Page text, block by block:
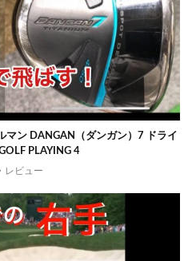
マン DANGAN（ダンガン）7 ドライ
PLAYING 4
レビュー